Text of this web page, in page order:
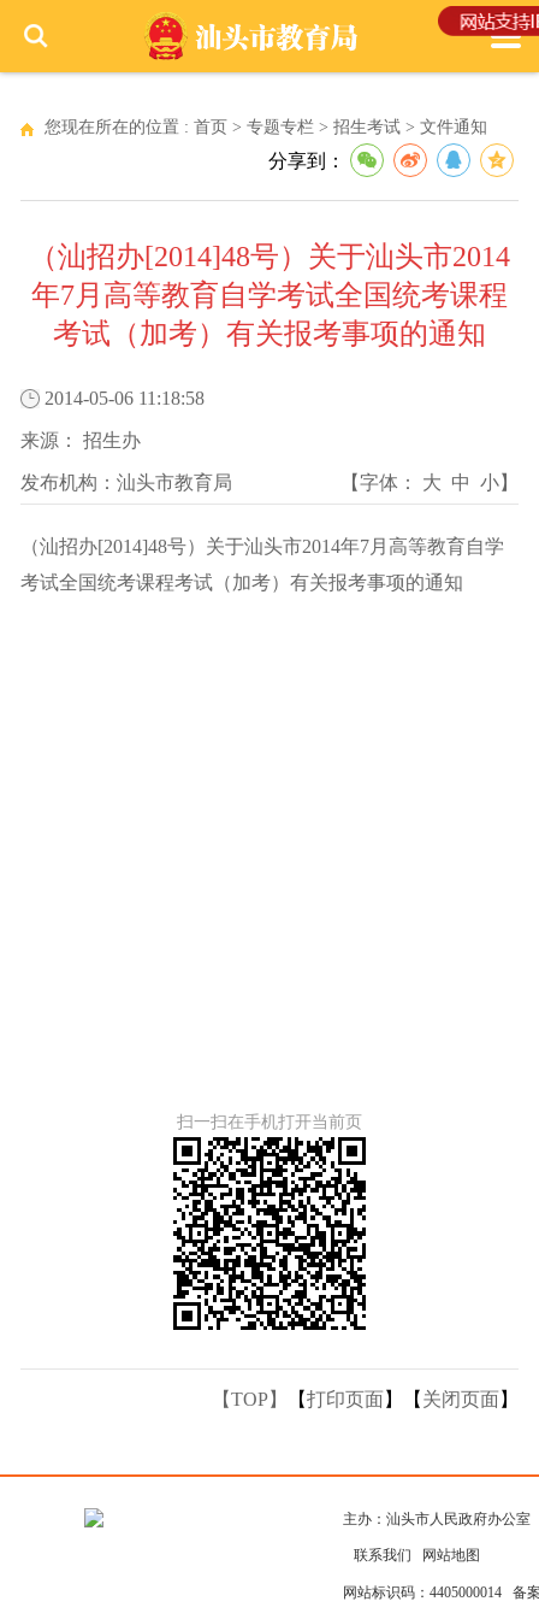
您现在所在的位置 : 首页 > 专题专栏 > 招生考试 > 文件通知
分享到：
（汕招办[2014]48号）关于汕头市2014
年7月高等教育自学考试全国统考课程
考试（加考）有关报考事项的通知
2014-05-06 11:18:58
来源： 招生办
发布机构： 汕头市教育局 【字体： 大 中 小】
（汕招办[2014]48号）关于汕头市2014年7月高等教育自学
考试全国统考课程考试（加考）有关报考事项的通知
扫一扫在手机打开当前页
【TOP】 【打印页面】【 关闭页面】
主办：汕头市人民政府办公
联系我们 网站地图
网站标识码：4405000014 备